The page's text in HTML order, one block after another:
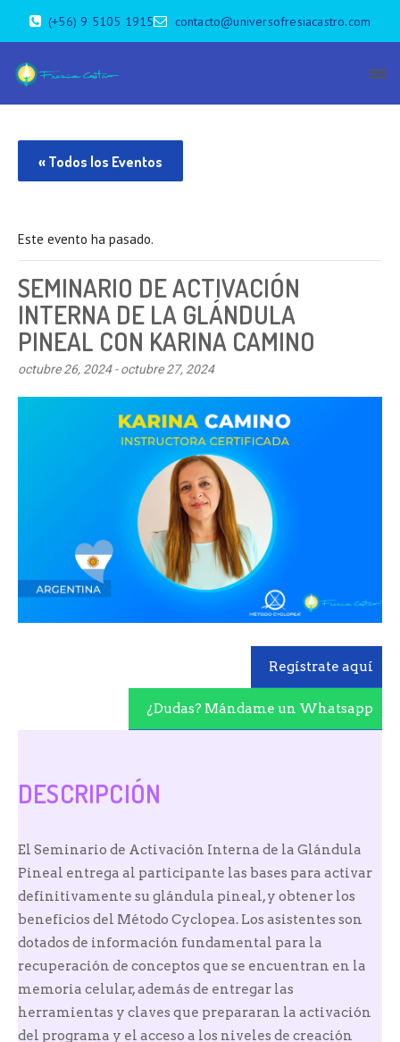
(+56) 9 5105 1915 contacto@universofresiacastro.com
« Todos los Eventos
Este evento ha pasado.
SEMINARIO DE ACTIVACIÓN
INTERNA DE LA GLÁNDULA
PINEAL CON KARINA CAMINO
octubre 26, 2024-octubre 27, 2024
Regístrate aquí
¿Dudas? Mándame un Whatsapp
DESCRIPCIÓN
El Seminario de Activación Interna de la Glándula
Pineal entrega al participante las bases para activar
definitivamente su glándula pineal, y obtener los
beneficios del Método Cyclopea. Los asistentes son
dotados de información fundamental para la
recuperación de conceptos que se encuentran en la
memoria celular, además de entregar las
herramientas y claves que prepararan la activación
del programa y el acceso a los niveles de creación